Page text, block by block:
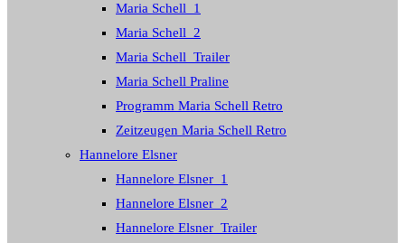
Maria Schell_1
Maria Schell_2
Maria Schell_Trailer
Maria Schell Praline
Programm Maria Schell Retro
Zeitzeugen Maria Schell Retro
Hannelore Elsner
Hannelore Elsner_1
Hannelore Elsner_2
Hannelore Elsner_Trailer